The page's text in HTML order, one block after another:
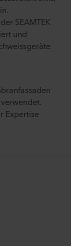
SEAMTEK
und
Expertise